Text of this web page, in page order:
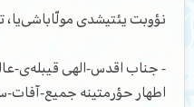
نؤوبت یئتیشدی مولّا‌باشی‌یا،
- جناب اقدس-الهی قیبله‌ی-
اطهار حؤرمتینه جمیع-